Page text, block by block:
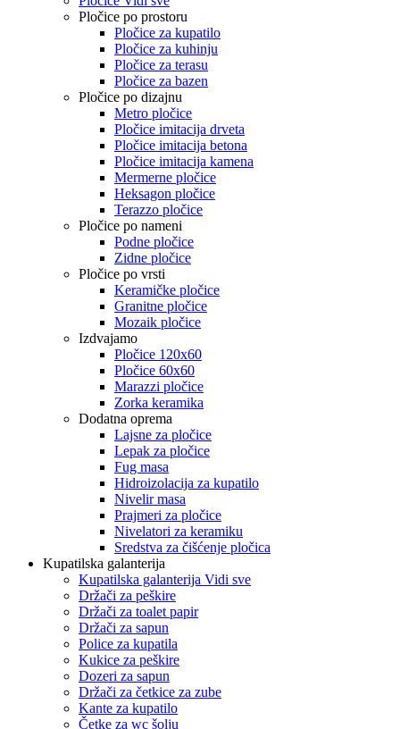
Pločice po prostoru
Pločice za kupatilo
Pločice za kuhinju
Pločice za terasu
Pločice za bazen
Pločice po dizajnu
Metro pločice
Pločice imitacija drveta
Pločice imitacija betona
Pločice imitacija kamena
Mermerne pločice
Heksagon pločice
Terazzo pločice
Pločice po nameni
Podne pločice
Zidne pločice
Pločice po vrsti
Keramičke pločice
Granitne pločice
Mozaik pločice
Izdvajamo
Pločice 120x60
Pločice 60x60
Marazzi pločice
Zorka keramika
Dodatna oprema
Lajsne za pločice
Lepak za pločice
Fug masa
Hidroizolacija za kupatilo
Nivelir masa
Prajmeri za pločice
Nivelatori za keramiku
Sredstva za čišćenje pločica
Kupatilska galanterija
Kupatilska galanterija Vidi sve
Držači za peškire
Držači za toalet papir
Držači za sapun
Police za kupatila
Kukice za peškire
Dozeri za sapun
Držači za četkice za zube
Kante za kupatilo
Četke za wc šolju